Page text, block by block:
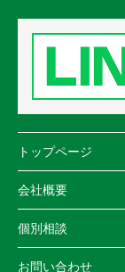
トップページ
会社概要
個別相談
お問い合わせ